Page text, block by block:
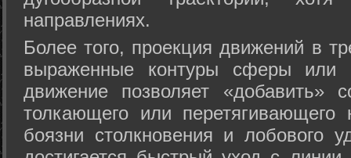
направлениях.
Более того, проекция движений в
выраженные контуры сферы или
движение позволяет «добавить»
толкающего или перетягивающего
боязни столкновения и лобового